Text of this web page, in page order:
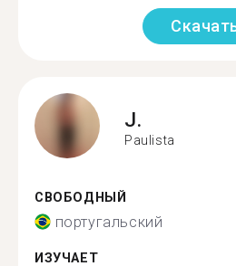
J.
Paulista
СВОБОДНЫЙ
португальский
ИЗУЧАЕТ